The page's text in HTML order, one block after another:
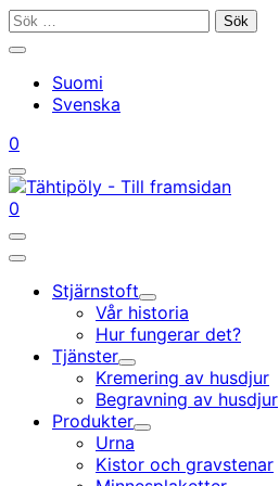
Gå
Sök
Stäng
sökfältetSuomi
Svenska
Mitt
konto
Din
vagn
0
Öppna/stäng
sökfältet
Mitt
konto
Din
vagn
0
Öppna/stäng
sökfältet
Huvudmeny
Stjärnstoft
Undermeny
Vår historia
Hur fungerar det?
Tjänster
Undermeny
Kremering av husdjur
Begravning av husdjur
Produkter
Undermeny
Urna
Kistor och gravstenar